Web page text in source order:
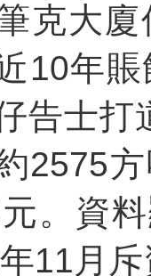
克大
10年
告士打
2575
。資
11月